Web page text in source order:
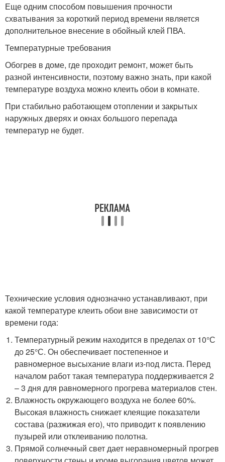
Еще одним способом повышения прочности
схватывания за короткий период времени является
дополнительное внесение в обойный клей ПВА.
Температурные требования
Обогрев в доме, где проходит ремонт, может быть
разной интенсивности, поэтому важно знать, при какой
температуре воздуха можно клеить обои в комнате.
При стабильно работающем отоплении и закрытых
наружных дверях и окнах большого перепада
температур не будет.
Технические условия однозначно устанавливают, при
какой температуре клеить обои вне зависимости от
времени года:
Температурный режим находится в пределах от 10°С
до 25°С. Он обеспечивает постепенное и
равномерное высыхание влаги из-под листа. Перед
началом работ такая температура поддерживается 2
– 3 дня для равномерного прогрева материалов стен.
Влажность окружающего воздуха не более 60%.
Высокая влажность снижает клеящие показатели
состава (разжижая его), что приводит к появлению
пузырей или отклеиванию полотна.
Прямой солнечный свет дает неравномерный прогрев